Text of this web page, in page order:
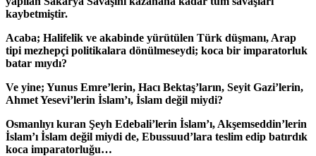
kaybetmiştir.
Acaba; Halifelik ve akabinde yürütülen Türk düşmanı, Arap
tipi mezhepçi politikalara dönülmeseydi; koca bir imparatorluk
batar mıydı?
Ve yine; Yunus Emre’lerin, Hacı Bektaş’ların, Seyit Gazi’lerin,
Ahmet Yesevi’lerin İslam’ı, İslam değil miydi?
Osmanlıyı kuran Şeyh Edebali’lerin İslam’ı, Akşemseddin’lerin
İslam’ı İslam değil miydi de, Ebussuud’lara teslim edip batırdık
koca imparatorluğu…